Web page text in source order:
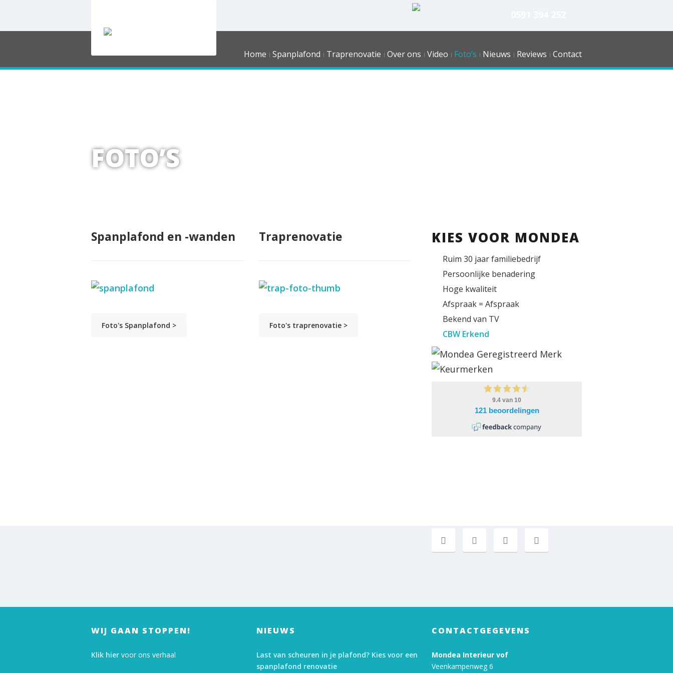
Home Spanplafond Traprenovatie Over ons Video Foto’s Nieuws Reviews Contact
FOTO’S
KIES VOOR MONDEA
Ruim 30 jaar familiebedrijf
Persoonlijke benadering
Hoge kwaliteit
Afspraak = Afspraak
Bekend van TV
CBW Erkend
Spanplafond en -wanden
Foto's Spanplafond >
Traprenovatie
Foto's traprenovatie >
WIJ GAAN STOPPEN!
Klik hier voor ons verhaal
NIEUWS
Last van scheuren in je plafond? Kies voor een
spanplafond renovatie
CONTACTGEGEVENS
Mondea Interieur vof
Veenkampenweg 6